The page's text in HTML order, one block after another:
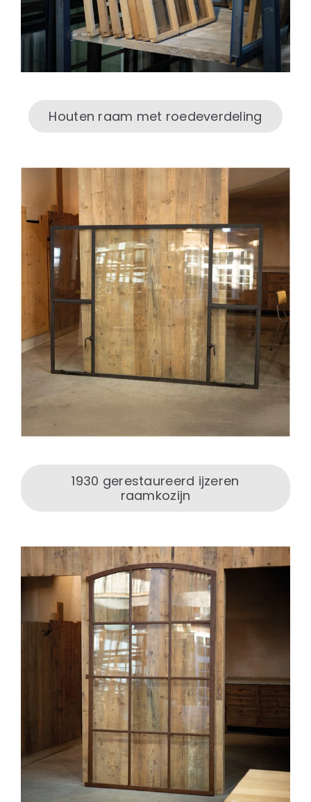
Houten raam met roedeverdeling
1930 gerestaureerd ijzeren
raamkozijn